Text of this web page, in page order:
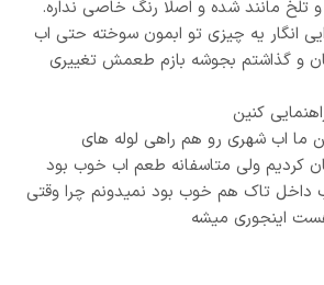
و تلخ مانند شده و اصلا رنگ خاصی نداره.
انگار یه چیزی تو ابمون سوخته حتی اب
و گذاشتم بجوشه بازم طعمش تغییری
کنین
ما اب شهری رو هم راهی لوله های
کردیم ولی متاسفانه طعم اب خوب بود
داخل تاک هم خوب بود نمیدونم چرا وقتی
اینجوری میشه